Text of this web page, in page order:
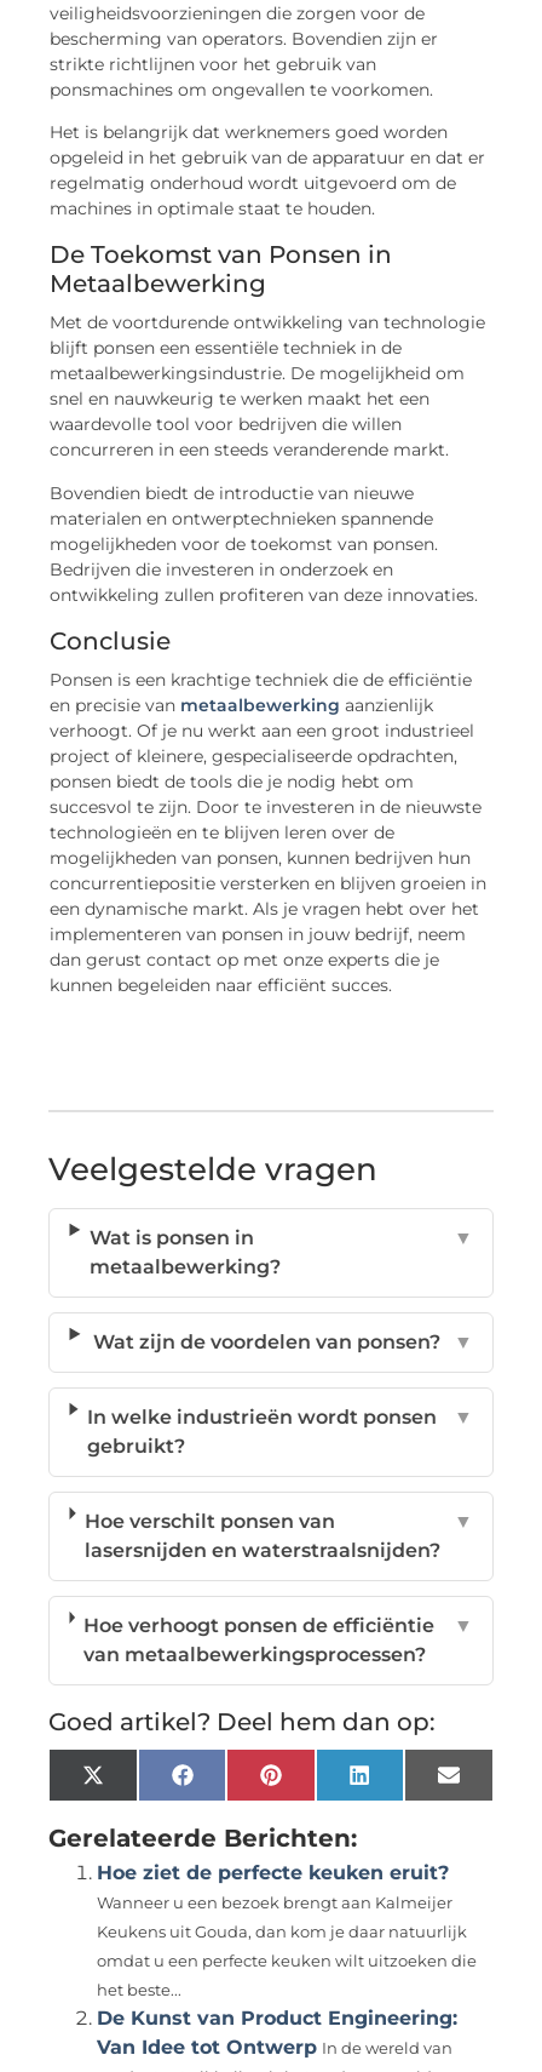
veiligheidsvoorzieningen die zorgen voor de
bescherming van operators. Bovendien zijn er
strikte richtlijnen voor het gebruik van
ponsmachines om ongevallen te voorkomen.
Het is belangrijk dat werknemers goed worden
opgeleid in het gebruik van de apparatuur en dat er
regelmatig onderhoud wordt uitgevoerd om de
machines in optimale staat te houden.
De Toekomst van Ponsen in
Metaalbewerking
Met de voortdurende ontwikkeling van technologie
blijft ponsen een essentiële techniek in de
metaalbewerkingsindustrie. De mogelijkheid om
snel en nauwkeurig te werken maakt het een
waardevolle tool voor bedrijven die willen
concurreren in een steeds veranderende markt.
Bovendien biedt de introductie van nieuwe
materialen en ontwerptechnieken spannende
mogelijkheden voor de toekomst van ponsen.
Bedrijven die investeren in onderzoek en
ontwikkeling zullen profiteren van deze innovaties.
Conclusie
Ponsen is een krachtige techniek die de efficiëntie
en precisie van metaalbewerking aanzienlijk
verhoogt. Of je nu werkt aan een groot industrieel
project of kleinere, gespecialiseerde opdrachten,
ponsen biedt de tools die je nodig hebt om
succesvol te zijn. Door te investeren in de nieuwste
technologieën en te blijven leren over de
mogelijkheden van ponsen, kunnen bedrijven hun
concurrentiepositie versterken en blijven groeien in
een dynamische markt. Als je vragen hebt over het
implementeren van ponsen in jouw bedrijf, neem
dan gerust contact op met onze experts die je
kunnen begeleiden naar efficiënt succes.
Veelgestelde vragen
Wat is ponsen in
metaalbewerking?
▼
Wat zijn de voordelen van ponsen? ▼
In welke industrieën wordt ponsen
gebruikt?
▼
Hoe verschilt ponsen van
lasersnijden en waterstraalsnijden?
▼
Hoe verhoogt ponsen de efficiëntie
van metaalbewerkingsprocessen?
▼
Goed artikel? Deel hem dan op:
X
(Twitter)
FacebookPinterestLinkedInEmail
Gerelateerde Berichten:
Hoe ziet de perfecte keuken eruit?
Wanneer u een bezoek brengt aan Kalmeijer
Keukens uit Gouda, dan kom je daar natuurlijk
omdat u een perfecte keuken wilt uitzoeken die
het beste...
De Kunst van Product Engineering:
Van Idee tot Ontwerp In de wereld van